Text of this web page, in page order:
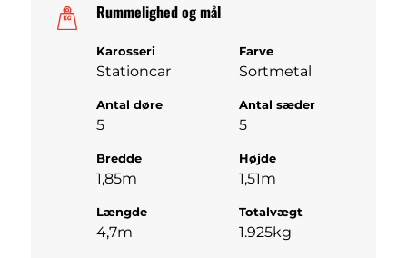
Rummelighed og mål
Karosseri
Stationcar
Farve
Sortmetal
Antal døre
5
Antal sæder
5
Bredde
1,85m
Højde
1,51m
Længde
4,7m
Totalvægt
1.925kg